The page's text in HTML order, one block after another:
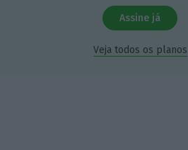
Assine já
Veja todos os planos